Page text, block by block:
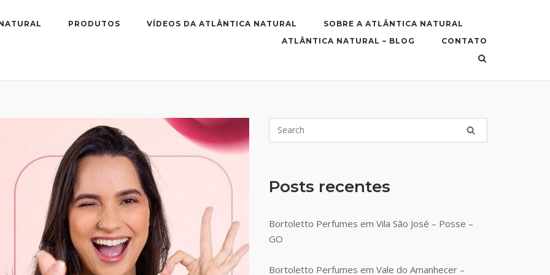
PRODUTOS VÍDEOS DA ATLÂNTICA NATURAL
SOBRE A ATLÂNTICA NATURAL
ATLÂNTICA NATURAL – BLOG
CONTATO
Posts recentes
Bortoletto Perfumes em Vila São José – Posse –
GO
Bortoletto Perfumes em Vale do Amanhecer –